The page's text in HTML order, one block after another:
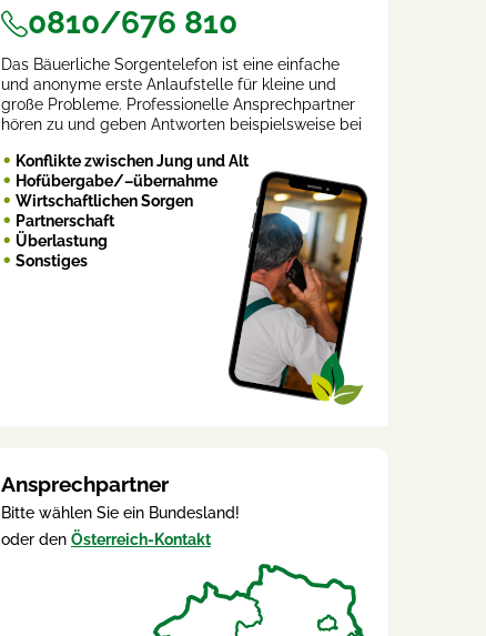
0810/676 810
Das Bäuerliche Sorgentelefon ist eine einfache
und anonyme erste Anlaufstelle für kleine und
große Probleme. Professionelle Ansprechpartner
hören zu und geben Antworten beispielsweise bei
Konflikte zwischen Jung und Alt
Hofübergabe/–übernahme
Wirtschaftlichen Sorgen
Partnerschaft
Überlastung
Sonstiges
Ansprechpartner
Bitte wählen Sie ein Bundesland!
oder den Österreich-Kontakt